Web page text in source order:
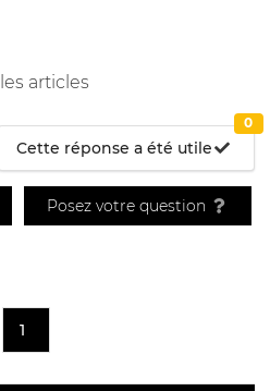
articles
Cette réponse a été utile
0
Posez votre question
1